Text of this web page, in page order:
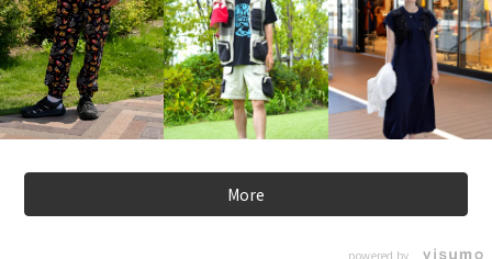
More
powered by